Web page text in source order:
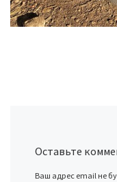
Оставьте
Ваш адрес email не